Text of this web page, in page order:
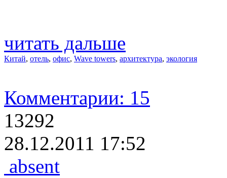
читать дальше
Китай, отель, офис, Wave towers, архитектура, экология
Комментарии: 15
13292
28.12.2011 17:52
absent